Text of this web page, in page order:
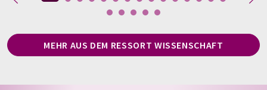
MEHR AUS DEM RESSORT WISSENSCHAFT